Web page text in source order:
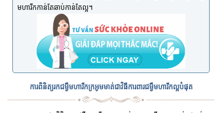
មហារីកកាន់តែឆាប់កាន់តែល្អ។
ការពិនិត្យរកជម្ងឺមហារីកក្រអូមមាត់ជាវិធីការពារជម្ងឺមហារីកល្អបំផុត